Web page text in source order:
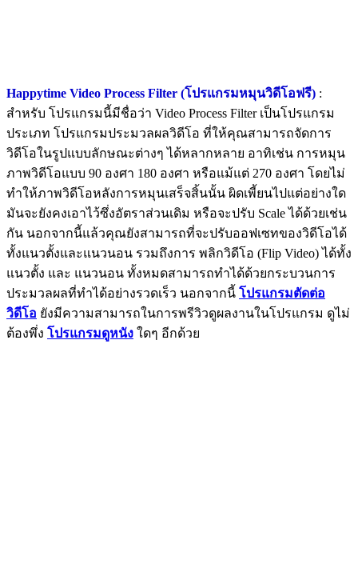
Happytime Video Process Filter (โปรแกรมหมุนวิดีโอฟรี) :
สำหรับ โปรแกรมนี้มีชื่อว่า Video Process Filter เป็นโปรแกรม
ประเภท โปรแกรมประมวลผลวิดีโอ ที่ให้คุณสามารถจัดการ
วิดีโอในรูปแบบลักษณะต่างๆ ได้หลากหลาย อาทิเช่น การหมุน
ภาพวิดีโอแบบ 90 องศา 180 องศา หรือแม้แต่ 270 องศา โดยไม่
ทำให้ภาพวิดีโอหลังการหมุนเสร็จสิ้นนั้น ผิดเพี้ยนไปแต่อย่างใด
มันจะยังคงเอาไว้ซึ่งอัตราส่วนเดิม หรือจะปรับ Scale ได้ด้วยเช่น
กัน นอกจากนี้แล้วคุณยังสามารถที่จะปรับออฟเซทของวิดีโอได้
ทั้งแนวตั้งและแนวนอน รวมถึงการ พลิกวิดีโอ (Flip Video) ได้ทั้ง
แนวตั้ง และ แนวนอน ทั้งหมดสามารถทำได้ด้วยกระบวนการ
ประมวลผลที่ทำได้อย่างรวดเร็ว นอกจากนี้ โปรแกรมตัดต่อ
วิดีโอ ยังมีความสามารถในการพรีวิวดูผลงานในโปรแกรม ดูไม่
ต้องพึ่ง โปรแกรมดูหนัง ใดๆ อีกด้วย